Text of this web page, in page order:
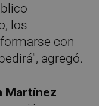
los
con
agregó.
Martínez